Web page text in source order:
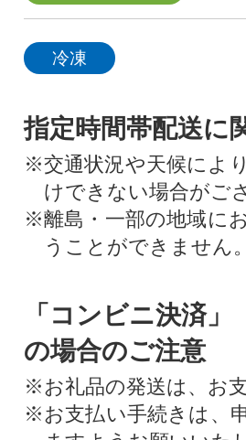
冷凍
指定時間帯配送に
※交通状況や天候によ
けできない場合がご
※離島・一部の地域に
うことができません。
「コンビニ決済
の場合のご注意
※お礼品の発送は、お
※お支払い手続きは、